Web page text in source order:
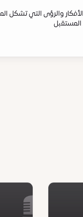
والرؤى التي تشكل